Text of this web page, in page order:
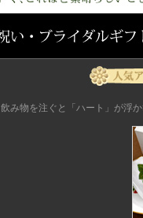
飲み物を注ぐと「ハート」が浮